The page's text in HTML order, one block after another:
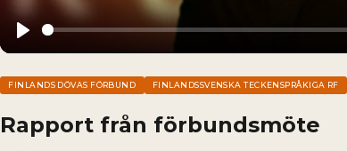
FINLANDS DÖVAS FÖRBUND FINLANDSSVENSKA TECKENSPRÅKIGA RF
Rapport från förbundsmöte